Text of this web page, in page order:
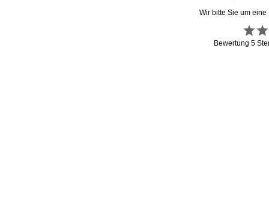
Wir bitte Sie um
Bewertung5